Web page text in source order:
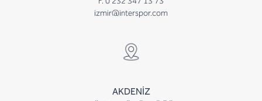
izmir@interspor.com
AKDENİZ